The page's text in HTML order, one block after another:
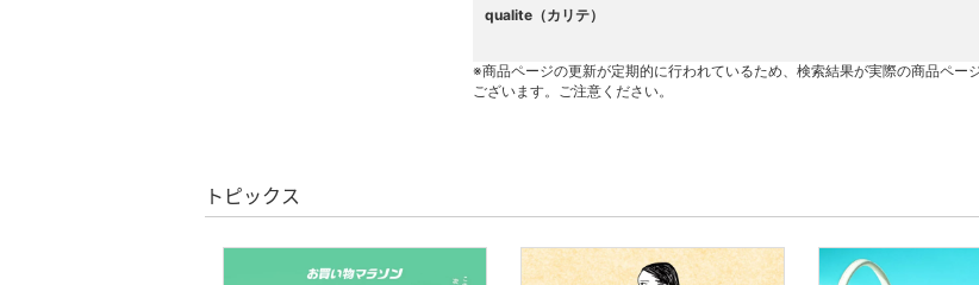
ヘアケア
フレグランス
qualite（カリテ）
※商品ページの更新が定期的に行われているため、検索結果が実際の商品ペ
ございます。ご注意ください。
トピックス